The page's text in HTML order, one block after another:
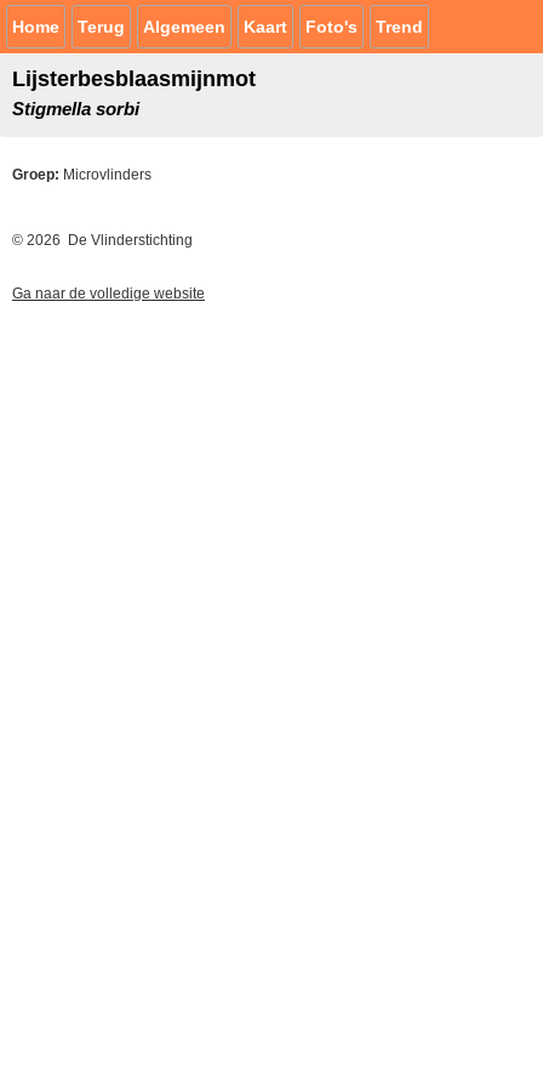
Home Terug Algemeen Kaart Foto's Trend
Lijsterbesblaasmijnmot
Stigmella sorbi
Groep: Microvlinders
© 2026 De Vlinderstichting
Ga naar de volledige website